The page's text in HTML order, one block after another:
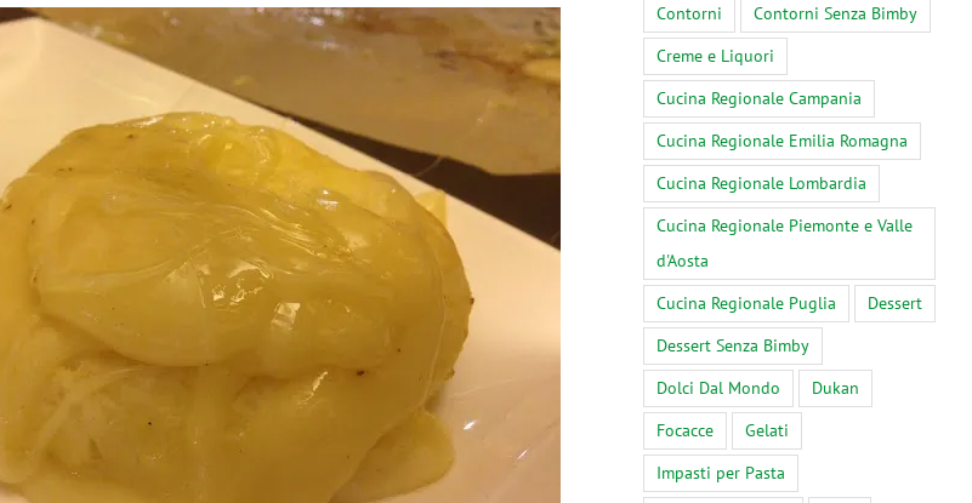
Contorni
Contorni Senza Bimby
Creme e Liquori
Cucina Regionale Campania
Cucina Regionale Emilia Romagna
Cucina Regionale Lombardia
Cucina Regionale Piemonte e Valle
d'Aosta
Cucina Regionale Puglia
Dessert
Dessert Senza Bimby
Dolci Dal Mondo
Dukan
Focacce
Gelati
Impasti per Pasta